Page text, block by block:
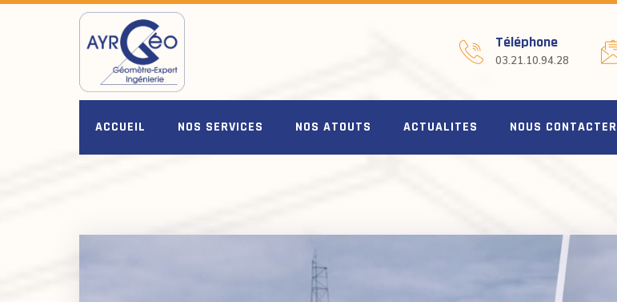
Téléphone
03.21.10.94.28
ACCUEIL NOS SERVICES NOS ATOUTS ACTUALITES NOUS CONTACTER